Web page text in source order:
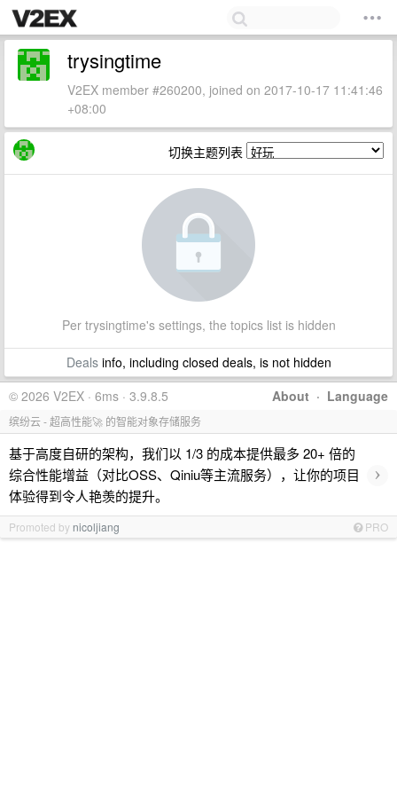
trysingtime
V2EX member #260200, joined on 2017-10-17 11:41:46
+08:00
切换主题列表
Per trysingtime's settings, the topics list is hidden
Dealsinfo, including closed deals, is not hidden
About · Language
© 2026 V2EX · 6ms · 3.9.8.5
缤纷云 - 超高性能🚀 的智能对象存储服务
基于高度自研的架构，我们以 1/3 的成本提供最多 20+ 倍的
综合性能增益（对比OSS、Qiniu等主流服务），让你的项目
体验得到令人艳羡的提升。
›
Promoted by nicoljiang PRO